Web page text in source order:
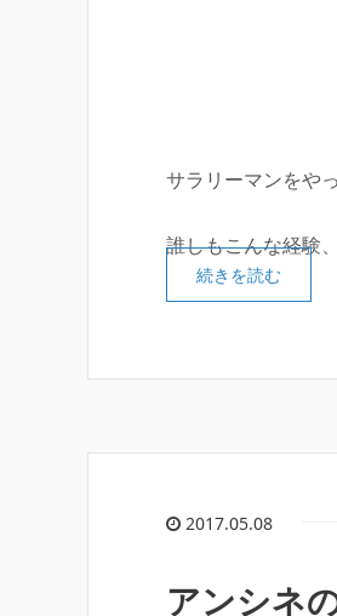
サラリーマンをや
誰しもこんな経験
続きを読む
2017.05.08
アンシネ